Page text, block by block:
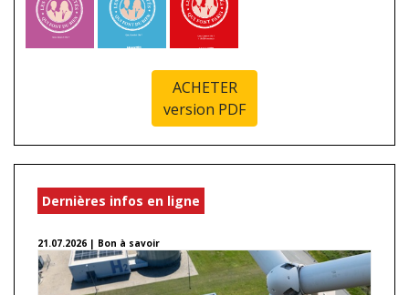
ACHETER
version PDF
Dernières infos en ligne
21.07.2026 | Bon à savoir